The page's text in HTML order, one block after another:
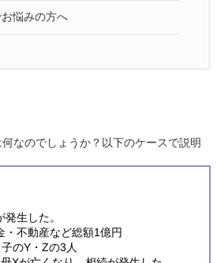
悩みの方へ
なのでしょうか？以下のケースで説明
生した。
・不動産など総額1億円
のY・Zの3人